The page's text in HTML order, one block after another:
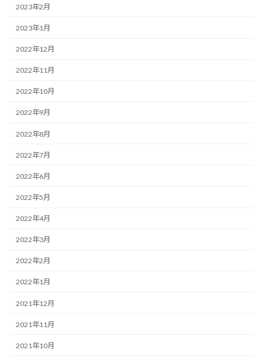
2023年2月
2023年1月
2022年12月
2022年11月
2022年10月
2022年9月
2022年8月
2022年7月
2022年6月
2022年5月
2022年4月
2022年3月
2022年2月
2022年1月
2021年12月
2021年11月
2021年10月